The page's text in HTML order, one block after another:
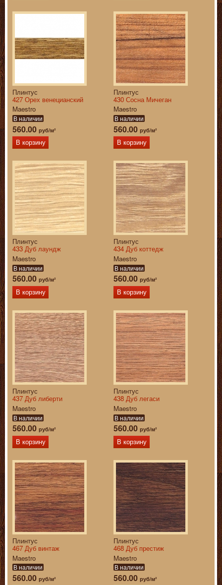
Плинтус
427 Орех венецианский
Maestro
В наличии
560.00 руб/м²
В корзину
Плинтус
430 Сосна Мичеган
Maestro
В наличии
560.00 руб/м²
В корзину
Плинтус
433 Дуб лаундж
Maestro
В наличии
560.00 руб/м²
В корзину
Плинтус
434 Дуб коттедж
Maestro
В наличии
560.00 руб/м²
В корзину
Плинтус
437 Дуб либерти
Maestro
В наличии
560.00 руб/м²
В корзину
Плинтус
438 Дуб легаси
Maestro
В наличии
560.00 руб/м²
В корзину
Плинтус
467 Дуб винтаж
Maestro
В наличии
560.00 руб/м²
Плинтус
468 Дуб престиж
Maestro
В наличии
560.00 руб/м²